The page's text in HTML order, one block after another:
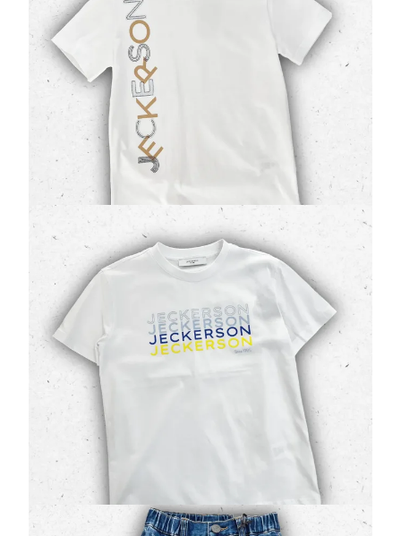
Stile dinamico e attitudine street: la
t-shirt Jeckerson
modello J5176è pensata per i ragazzi che vogliono
comunicare la propria per…
34,30 €
Jeckerson T-shirt Ragazzo con Maxi Logo
Grafico e Scritta Colorata
(0 Valutazioni)
Jeckerson
Jeans e Pantaloni Ragazzo
Esprimi la tua energia con lat-shirt Jeckerson
modello J5153
. Realizzata in un freschissimo
di cotone di alta qualità, questa…
30,80 €
Jeans Bambino Jeckerson JB5643 con Toppe